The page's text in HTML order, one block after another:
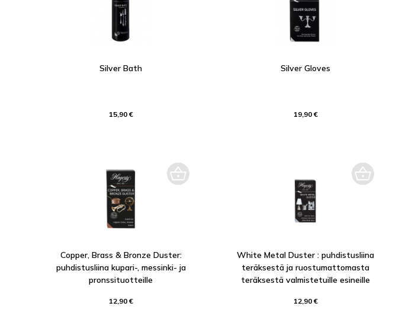
Silver Bath
15,90 €
Silver Gloves
19,90 €
Copper, Brass & Bronze Duster:
puhdistusliina kupari-, messinki- ja
pronssituotteille
12,90 €
White Metal Duster : puhdistusliina
teräksestä ja ruostumattomasta
teräksestä valmistetuille esineille
12,90 €